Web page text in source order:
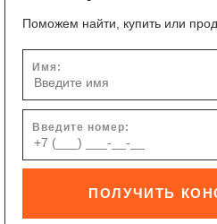
Поможем найти, купить или
Имя:
Введите номер:
ПОЛУЧИТЬ